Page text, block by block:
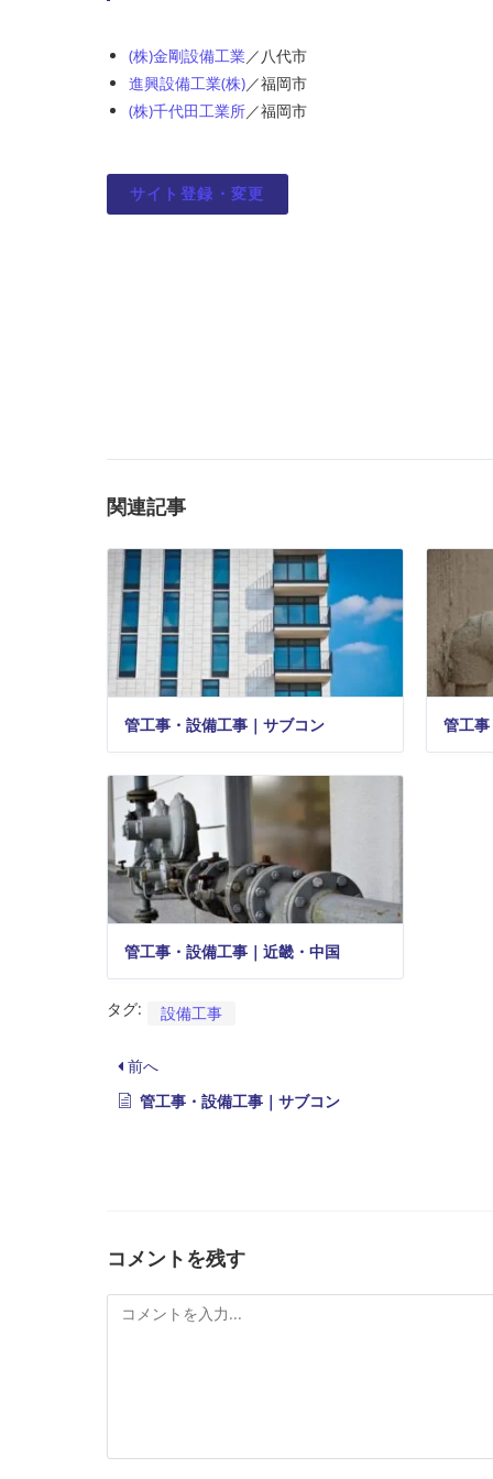
(株)金剛設備工業／八代市
進興設備工業(株)／福岡市
(株)千代田工業所／福岡市
サイト登録・変更
関連記事
管工事・設備工事｜サブコン 管工
管工事・設備工事｜近畿・中国
タグ: 設備工事
前へ
管工事・設備工事｜サブコン
コメントを残す